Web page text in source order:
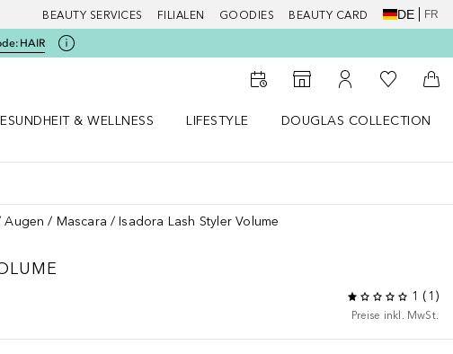
BEAUTY SERVICES FILIALEN GOODIES BEAUTY CARD DE FR
HAIR
Zum Storefinder
Zu Meinem
Zu Meiner
& WELLNESS
LIFESTYLE
DOUGLAS COLLECTION
Augen Mascara Isadora Lash Styler Volume
1 ( 1 )
Preise inkl. MwSt.